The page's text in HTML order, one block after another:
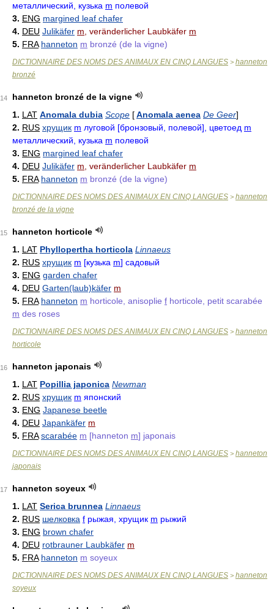
металлический, кузька m полевой
3. ENG margined leaf chafer
4. DEU Julikäfer m , veränderlicher Laubkäfer m
5. FRA hanneton m bronzé (de la vigne)
DICTIONNAIRE DES NOMS DES ANIMAUX EN CINQ LANGUES > hanneton
bronzé
14
hanneton bronzé de la vigne
1. LAT Anomala dubia Scope [Anomala aenea De Geer]
2. RUS хрущик m луговой [бронзовый, полевой], цветоед m
металлический, кузька m полевой
3. ENG margined leaf chafer
4. DEU Julikäfer m , veränderlicher Laubkäfer m
5. FRA hanneton m bronzé (de la vigne)
DICTIONNAIRE DES NOMS DES ANIMAUX EN CINQ LANGUES > hanneton
bronzé de la vigne
15
hanneton horticole
1. LAT Phyllopertha horticola Linnaeus
2. RUS хрущик m [кузька m] садовый
3. ENG garden chafer
4. DEU Garten(laub)käfer m
5. FRA hanneton m horticole, anisoplie f horticole, petit scarabée
m des roses
DICTIONNAIRE DES NOMS DES ANIMAUX EN CINQ LANGUES > hanneton
horticole
16
hanneton japonais
1. LAT Popillia japonica Newman
2. RUS хрущик m японский
3. ENG Japanese beetle
4. DEU Japankäfer m
5. FRA scarabée m [hanneton m] japonais
DICTIONNAIRE DES NOMS DES ANIMAUX EN CINQ LANGUES > hanneton
japonais
17
hanneton soyeux
1. LAT Serica brunnea Linnaeus
2. RUS шелковка f рыжая, хрущик m рыжий
3. ENG brown chafer
4. DEU rotbrauner Laubkäfer m
5. FRA hanneton m soyeux
DICTIONNAIRE DES NOMS DES ANIMAUX EN CINQ LANGUES > hanneton
soyeux